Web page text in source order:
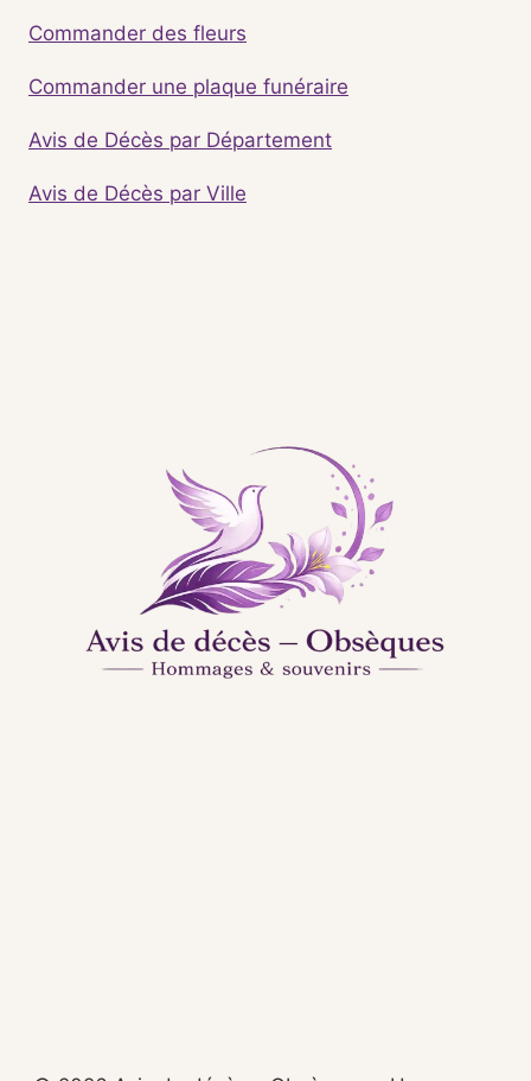
Commander des fleurs
Commander une plaque funéraire
Avis de Décès par Département
Avis de Décès par Ville